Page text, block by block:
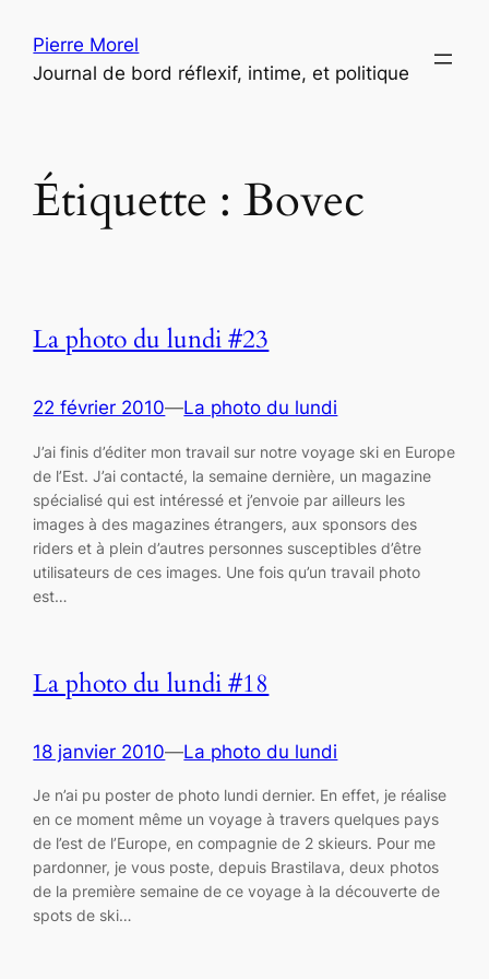
contenu
Pierre Morel
Journal de bord réflexif, intime, et politique
Étiquette :Bovec
La photo du lundi #23
22 février 2010—La photo du lundi
J’ai finis d’éditer mon travail sur notre voyage ski en Europe
de l’Est. J’ai contacté, la semaine dernière, un magazine
spécialisé qui est intéressé et j’envoie par ailleurs les
images à des magazines étrangers, aux sponsors des
riders et à plein d’autres personnes susceptibles d’être
utilisateurs de ces images. Une fois qu’un travail photo
est…
La photo du lundi #18
18 janvier 2010—La photo du lundi
Je n’ai pu poster de photo lundi dernier. En effet, je réalise
en ce moment même un voyage à travers quelques pays
de l’est de l’Europe, en compagnie de 2 skieurs. Pour me
pardonner, je vous poste, depuis Brastilava, deux photos
de la première semaine de ce voyage à la découverte de
spots de ski…